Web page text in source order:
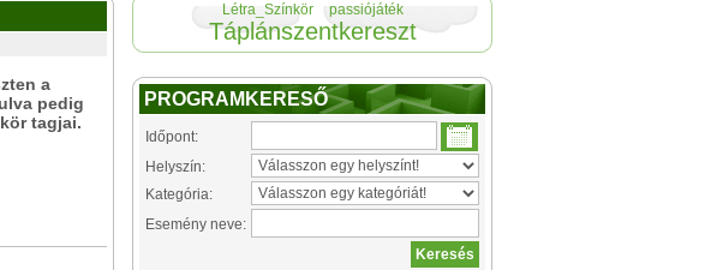
a
pedig
tagjai.
Létra_Színkör passiójáték
Táplánszentkereszt
PROGRAMKERESŐ
Időpont:
Helyszín:
Kategória:
Esemény neve: